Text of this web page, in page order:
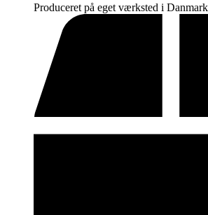
Produceret på eget værksted i Danmark